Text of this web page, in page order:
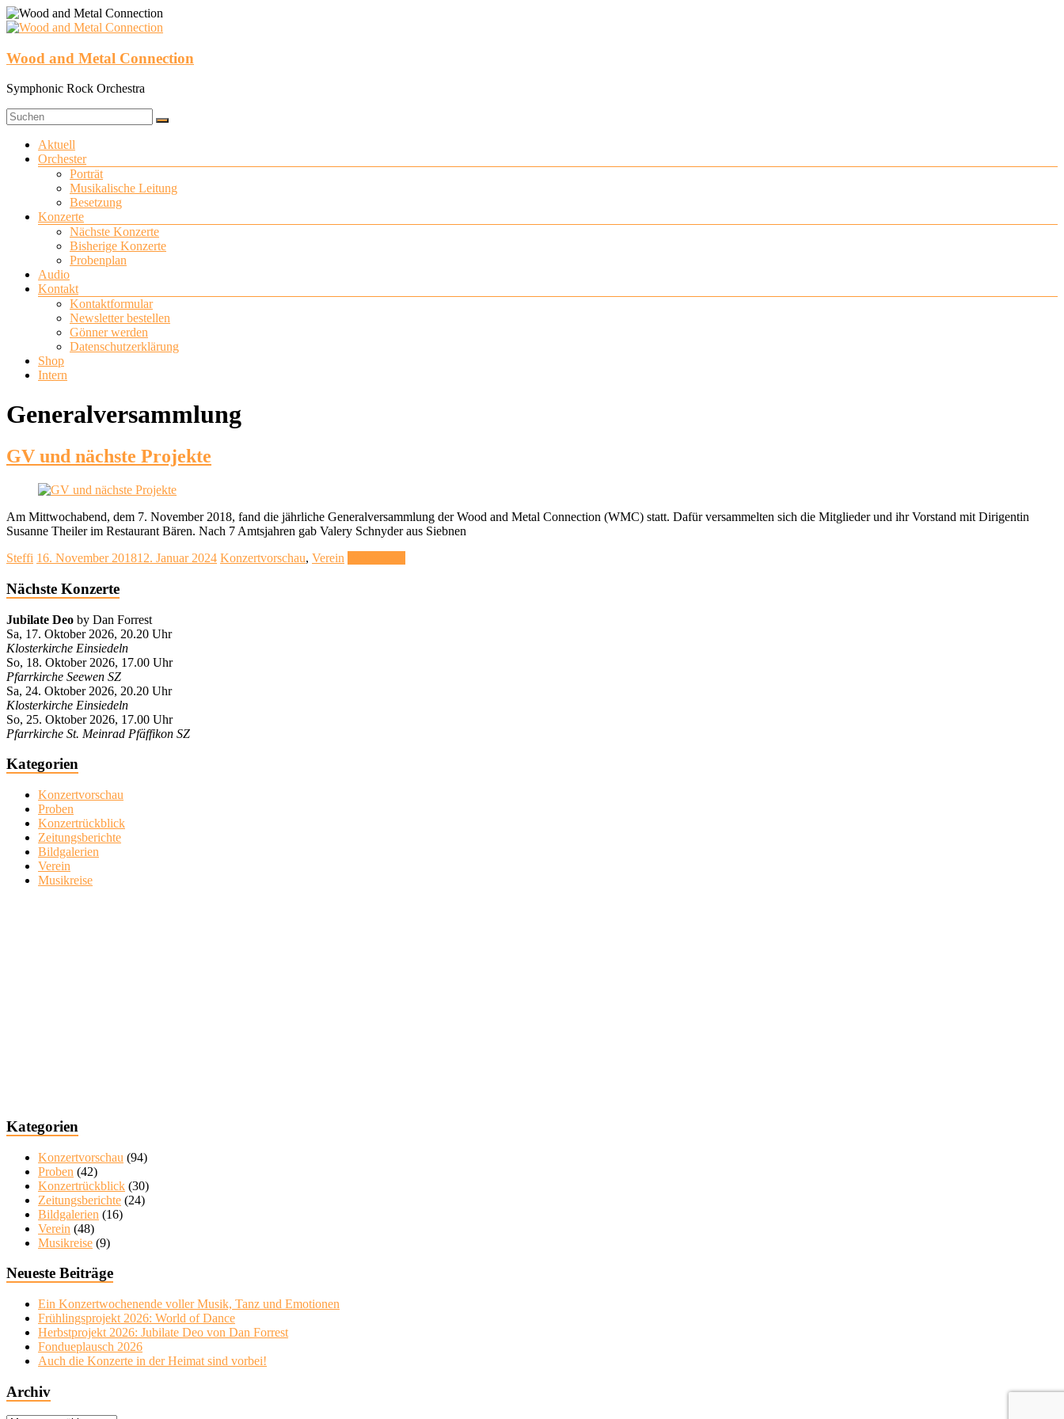
Zum
Inhalt
Wood and Metal Connection
Symphonic Rock Orchestra
Menü
Aktuell
Orchester
Porträt
Musikalische Leitung
Besetzung
Konzerte
Nächste Konzerte
Bisherige Konzerte
Probenplan
Audio
Kontakt
Kontaktformular
Newsletter bestellen
Gönner werden
Datenschutzerklärung
Shop
Intern
Generalversammlung
GV und nächste Projekte
Am Mittwochabend, dem 7. November 2018, fand die jährliche Generalversammlung der Wood and Metal Connection (WMC) statt. Dafür versammelten sich die Mitglieder und ihr Vorstand mit Dirigentin
Susanne Theiler im Restaurant Bären. Nach 7 Amtsjahren gab Valery Schnyder aus Siebnen
Steffi 16. November 201812. Januar 2024 Konzertvorschau, Verein
Nächste Konzerte
Jubilate Deo by Dan Forrest
Sa, 17. Oktober 2026, 20.20 Uhr
Klosterkirche Einsiedeln
So, 18. Oktober 2026, 17.00 Uhr
Pfarrkirche Seewen SZ
Sa, 24. Oktober 2026, 20.20 Uhr
Klosterkirche Einsiedeln
So, 25. Oktober 2026, 17.00 Uhr
Pfarrkirche St. Meinrad Pfäffikon SZ
Kategorien
Konzertvorschau
Proben
Konzertrückblick
Zeitungsberichte
Bildgalerien
Verein
Musikreise
Kategorien
Konzertvorschau (94)
Proben (42)
Konzertrückblick (30)
Zeitungsberichte (24)
Bildgalerien (16)
Verein (48)
Musikreise (9)
Neueste Beiträge
Ein Konzertwochenende voller Musik, Tanz und Emotionen
Frühlingsprojekt 2026: World of Dance
Herbstprojekt 2026: Jubilate Deo von Dan Forrest
Fondueplausch 2026
Auch die Konzerte in der Heimat sind vorbei!
Archiv